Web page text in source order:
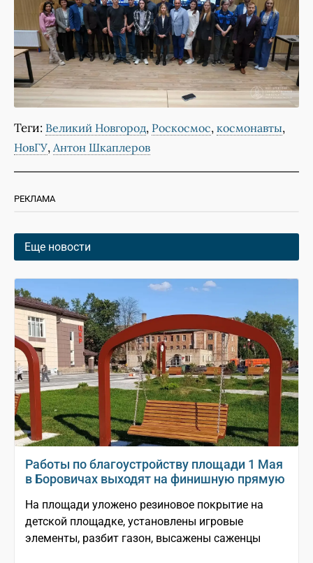
Теги: Великий Новгород, Роскосмос, космонавты,
НовГУ, Антон Шкаплеров
РЕКЛАМА
Еще новости
Работы по благоустройству площади 1 Мая
в Боровичах выходят на финишную прямую
На площади уложено резиновое покрытие на
детской площадке, установлены игровые
элементы, разбит газон, высажены саженцы